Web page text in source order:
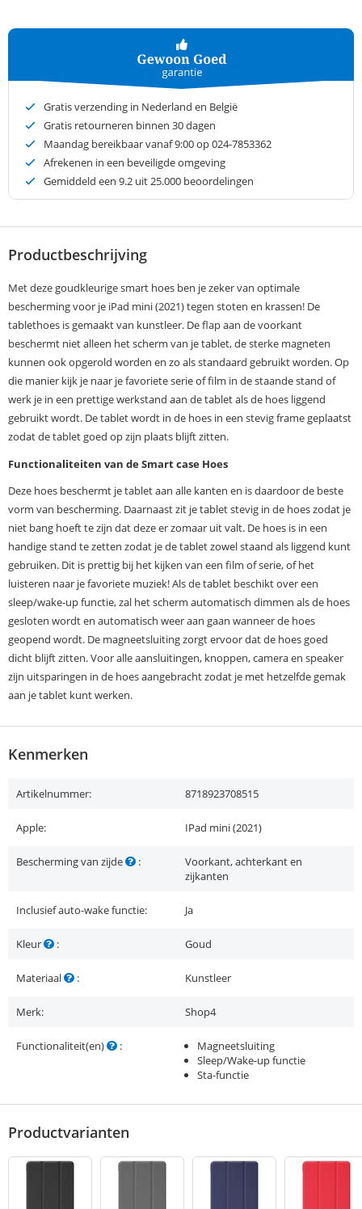
Gratis verzending in Nederland en België
Gratis retourneren binnen 30 dagen
Maandag bereikbaar vanaf 9:00 op 024-7853362
Afrekenen in een beveiligde omgeving
Gemiddeld een 9.2 uit 25.000 beoordelingen
Productbeschrijving
Met deze goudkleurige smart hoes ben je zeker van optimale
bescherming voor je iPad mini (2021) tegen stoten en krassen! De
tablethoes is gemaakt van kunstleer. De flap aan de voorkant
beschermt niet alleen het scherm van je tablet, de sterke magneten
kunnen ook opgerold worden en zo als standaard gebruikt worden. Op
die manier kijk je naar je favoriete serie of film in de staande stand of
werk je in een prettige werkstand aan de tablet als de hoes liggend
gebruikt wordt. De tablet wordt in de hoes in een stevig frame geplaatst
zodat de tablet goed op zijn plaats blijft zitten.
Functionaliteiten van de Smart case Hoes
Deze hoes beschermt je tablet aan alle kanten en is daardoor de beste
vorm van bescherming. Daarnaast zit je tablet stevig in de hoes zodat je
niet bang hoeft te zijn dat deze er zomaar uit valt. De hoes is in een
handige stand te zetten zodat je de tablet zowel staand als liggend kunt
gebruiken. Dit is prettig bij het kijken van een film of serie, of het
luisteren naar je favoriete muziek! Als de tablet beschikt over een
sleep/wake-up functie, zal het scherm automatisch dimmen als de hoes
gesloten wordt en automatisch weer aan gaan wanneer de hoes
geopend wordt. De magneetsluiting zorgt ervoor dat de hoes goed
dicht blijft zitten. Voor alle aansluitingen, knoppen, camera en speaker
zijn uitsparingen in de hoes aangebracht zodat je met hetzelfde gemak
aan je tablet kunt werken.
Kenmerken
Artikelnummer: 8718923708515
Apple: IPad mini (2021)
Bescherming van zijde :
Voorkant, achterkant en
zijkanten
Inclusief auto-wake functie: Ja
Kleur : Goud
Materiaal : Kunstleer
Merk: Shop4
Functionaliteit(en) :
Magneetsluiting
Sleep/Wake-up functie
Sta-functie
Productvarianten